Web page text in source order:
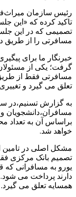
رئیس سازمان
تاکید کرده که «این
تصمیمی که در این
مسافرتی را از طریق
خبرنگار ما برای
گرفت؛ یکی از
مسافرتی فقط از
تعلق می گیرد و
به گزارش تسنیم،‌در
مسافران،‌دانشجویان و
براساس آن به تعداد
خواهد شد.
مشکل اصلی در تامین
یورو به مسافرانی که
همسایه تعلق می گیرد.